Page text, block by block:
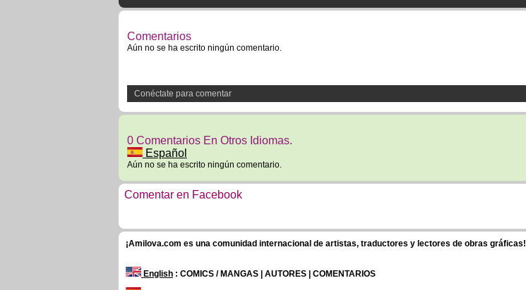
Comentarios
Aún no se ha escrito ningún comentario.
Conéctate para comentar
0 Comentarios En Otros Idiomas.
Español
Aún no se ha escrito ningún comentario.
Comentar en Facebook
¡Amilova.com es una comunidad internacional de artistas, traductores y lectores de obras gráficas!
English : COMICS / MANGAS | AUTORES | COMENTARIOS